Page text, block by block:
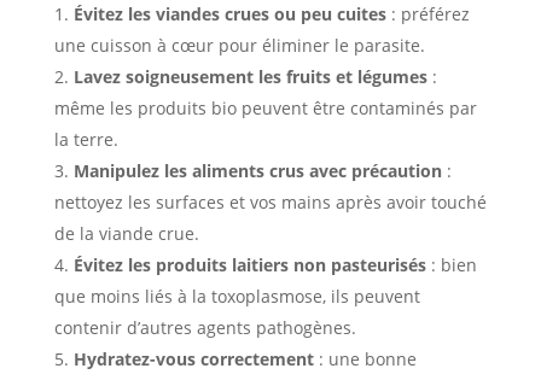
Évitez les viandes crues ou peu cuites: préférez
une cuisson à cœur pour éliminer le parasite.
Lavez soigneusement les fruits et légumes:
même les produits bio peuvent être contaminés par
la terre.
Manipulez les aliments crus avec précaution:
nettoyez les surfaces et vos mains après avoir touché
de la viande crue.
Évitez les produits laitiers non pasteurisés: bien
que moins liés à la toxoplasmose, ils peuvent
contenir d’autres agents pathogènes.
Hydratez-vous correctement: une bonne